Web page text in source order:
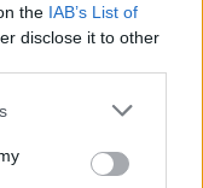
the IAB’s List of
disclose it to other
convocato.
torna tra i
anche i
lo svedese